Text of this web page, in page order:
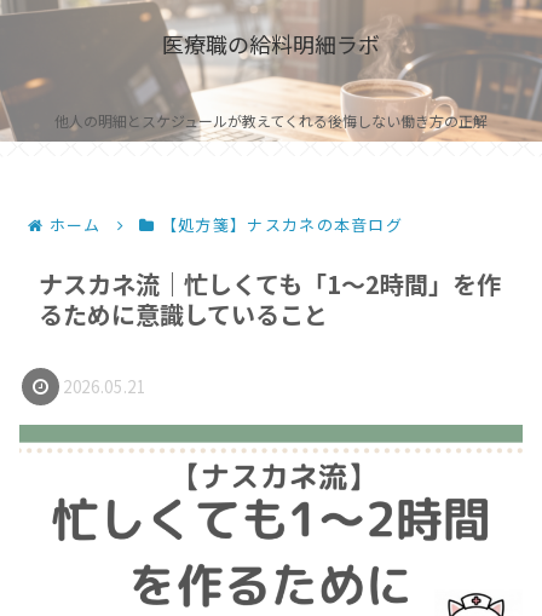
医療職の給料明細ラボ
他人の明細とスケジュールが教えてくれる後悔しない働き方の正解
ホーム 【処方箋】ナスカネの本音ログ
ナスカネ流｜忙しくても「1〜2時間」を作
るために意識していること
2026.05.21